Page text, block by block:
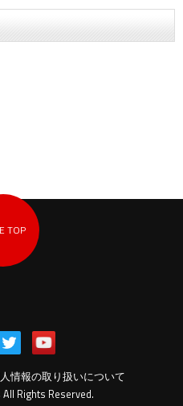
TOP
Rights Reserved.
情報の取り扱いについて